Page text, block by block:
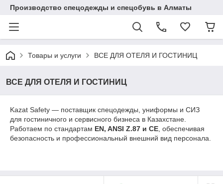
Производство спецодежды и спецобувь в Алматы
Товары и услуги ВСЕ ДЛЯ ОТЕЛЯ И ГОСТИНИЦ
ВСЕ ДЛЯ ОТЕЛЯ И ГОСТИНИЦ
Kazat Safety — поставщик спецодежды, униформы и СИЗ
для гостиничного и сервисного бизнеса в Казахстане.
Работаем по стандартам EN, ANSI Z.87 и CE , обеспечивая
безопасность и профессиональный внешний вид персонала.